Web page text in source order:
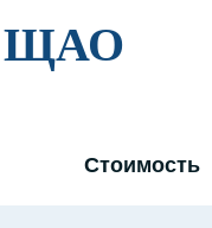
ЩАО
Стоимость